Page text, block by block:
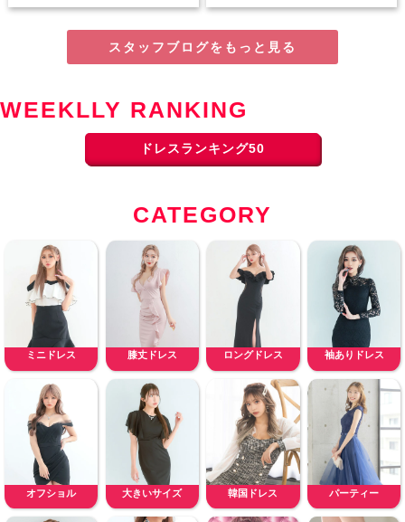
スタッフブログをもっと見る
WEEKLLY RANKING
ドレスランキング50
CATEGORY
ミニドレス 膝丈ドレス ロングドレス 袖ありドレス
オフショル 大きいサイズ 韓国ドレス パーティー